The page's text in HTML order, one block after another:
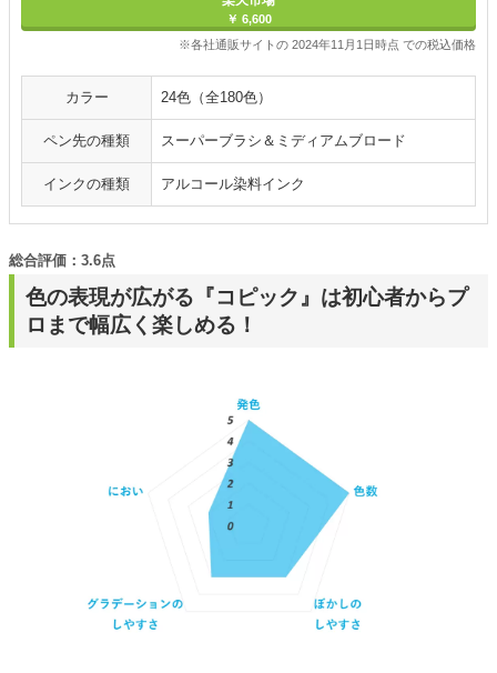
￥ 6,600
※各社通販サイトの 2024年11月1日時点 での税込価格
カラー 24色（全180色）
ペン先の種類 スーパーブラシ＆ミディアムブロード
インクの種類 アルコール染料インク
色の表現が広がる『コピック』は初心者からプ
ロまで幅広く楽しめる！
総合評価：3.6点